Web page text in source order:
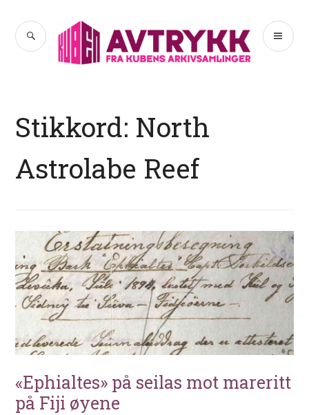
innhold
Avtrykk
SØK
Stikkord: North
Astrolabe Reef
«Ephialtes» på seilas mot mareritt
på Fiji øyene